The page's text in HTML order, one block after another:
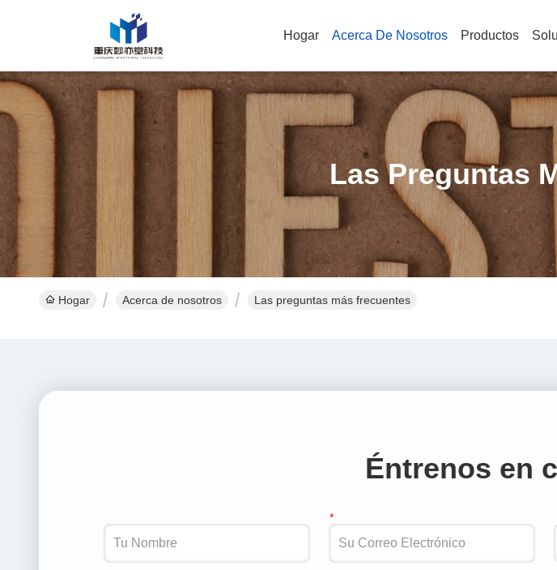
Hogar Acerca De Nosotros Productos
Las Preguntas
Hogar Acerca de nosotros Las preguntas más frecuentes
Éntrenos en